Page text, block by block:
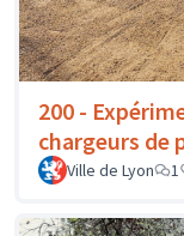
200 -
chargeurs de
Ville de Lyon 1